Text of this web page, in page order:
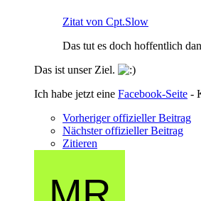
Zitat von Cpt.Slow
Das tut es doch hoffentlich
Das ist unser Ziel.
Ich habe jetzt eine Facebook-Seite -
Vorheriger offizieller Beitrag
Nächster offizieller Beitrag
Zitieren